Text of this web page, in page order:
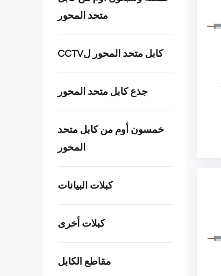
متحد المحور
CCTVكابل متحد المحور ل
جذع كابل متحد المحور
خمسون أوم من كابل متحد
المحور
كبلات البيانات
كبلات أخرى
مقاطع الكابل